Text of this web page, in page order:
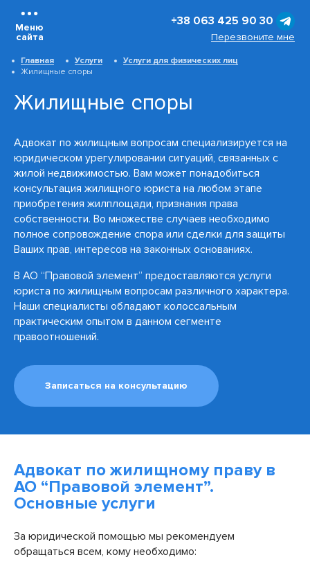
Меню
сайта
+38 063 425 90 30
Перезвоните мне
Главная Услуги
Услуги для физических лиц
Жилищные споры
Жилищные споры
Адвокат по жилищным вопросам специализируется на
юридическом урегулировании ситуаций, связанных с
жилой недвижимостью. Вам может понадобиться
консультация жилищного юриста на любом этапе
приобретения жилплощади, признания права
собственности. Во множестве случаев необходимо
полное сопровождение спора или сделки для защиты
Ваших прав, интересов на законных основаниях.
В АО “Правовой элемент” предоставляются услуги
юриста по жилищным вопросам различного характера.
Наши специалисты обладают колоссальным
практическим опытом в данном сегменте
правоотношений.
Записаться на консультацию
Адвокат по жилищному праву в
АО “Правовой элемент”.
Основные услуги
За юридической помощью мы рекомендуем
обращаться всем, кому необходимо: